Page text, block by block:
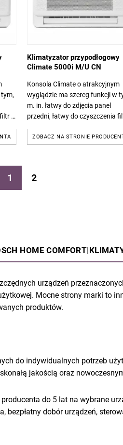
i
Klimatyzator przypodłogowy
Climate 5000i M/U CN
Konsola Climate o atrakcyjnym
wyglądzie ma szereg funkcji w
m. in. łatwy do zdjęcia panel
przedni, łatwy do czyszczenia
zadowolić klientów i zapewnić...
ZOBACZ NA STRONIE
1 2
HOME
urządzeń
Mocne strony marki to
produktów.
do indywidualnych potrzeb
jakością oraz
do 5 lat na wybrane
bezpłatny dobór urządzeń,